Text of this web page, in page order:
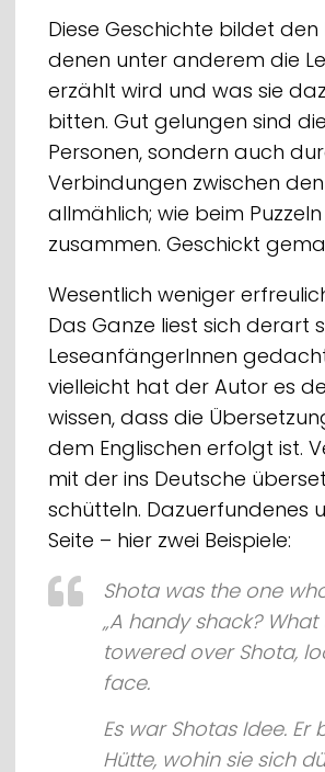
Diese Geschichte bildet
denen unter anderem die
erzählt wird und was sie
bitten. Gut gelungen sind
Personen, sondern auch
Verbindungen zwischen
allmählich; wie beim
zusammen. Geschickt
Wesentlich weniger
Das Ganze liest sich derart
LeseanfängerInnen
vielleicht hat der Autor es
wissen, dass die
dem Englischen erfolgt ist.
mit der ins Deutsche
schütteln. Dazuerfundenes
Seite – hier zwei Beispiele:
Shota was the one
„A handy shack?
towered over Shota,
face.
Es war Shotas Idee.
Hütte, wohin sie sich